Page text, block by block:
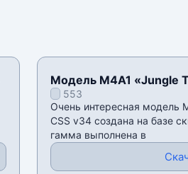
Модель M4A1 «Jungle
553
Очень интересная модель
CSS v34 создана на базе
гамма выполнена в